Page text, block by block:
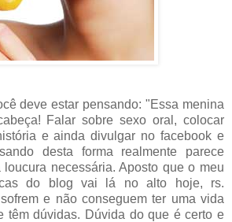
deve estar pensando: "Essa menina
Falar sobre sexo oral, colocar
e ainda divulgar no facebook e
desta forma realmente parece
loucura necessária. Aposto que o meu
do blog vai lá no alto hoje, rs.
e não conseguem ter uma vida
têm dúvidas. Dúvida do que é certo e